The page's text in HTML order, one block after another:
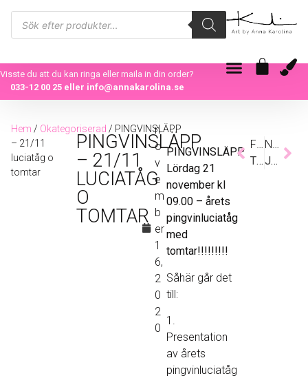
Visste du att du kan ringa eller maila in din order?
033-12 00 25eller info@annakarolina.se
Hem / Okategoriserad / PINGVINSLÄPP
– 21/11
luciatåg o
tomtar
PINGVINSLÄPP
– 21/11
LUCIATÅG
O
TOMTAR
n
o
v
e
m
b
er
1
6,
2
0
2
0
PINGVINSLÄPP
Lördag 21
november kl
09.00 – årets
pingvinluciatåg
med
tomtar!!!!!!!!!
Såhär går det
till:
1.
Presentation
av årets
pingvinluciatåg
Föregående
TILLSLUT HITTADE DEN HEM
Nästa
JULÖPPET